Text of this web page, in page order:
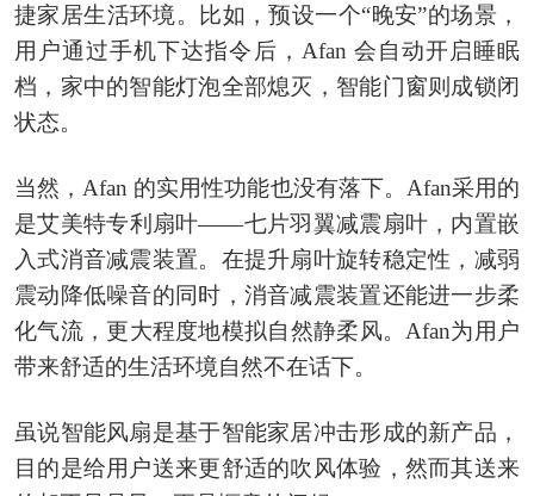
捷家居生活环境。比如，预设一个“晚安”的场景，
用户通过手机下达指令后，Afan 会自动开启睡眠
档，家中的智能灯泡全部熄灭，智能门窗则成锁闭
状态。
当然，Afan 的实用性功能也没有落下。Afan采用的
是艾美特专利扇叶——七片羽翼减震扇叶，内置嵌
入式消音减震装置。在提升扇叶旋转稳定性，减弱
震动降低噪音的同时，消音减震装置还能进一步柔
化气流，更大程度地模拟自然静柔风。Afan为用户
带来舒适的生活环境自然不在话下。
虽说智能风扇是基于智能家居冲击形成的新产品，
目的是给用户送来更舒适的吹风体验，然而其送来